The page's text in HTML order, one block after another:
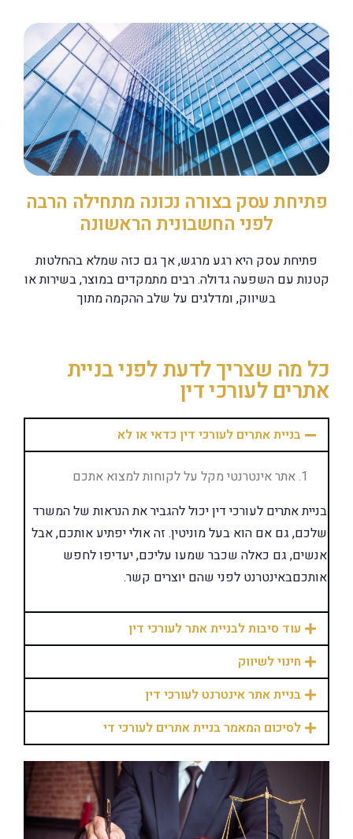
פתיחת עסק בצורה נכונה מתחילה הרבה
לפני החשבונית הראשונה
פתיחת עסק היא רגע מרגש, אך גם כזה שמלא בהחלטות
קטנות עם השפעה גדולה. רבים מתמקדים במוצר, בשירות או
בשיווק, ומדלגים על שלב ההקמה מתוך
כל מה שצריך לדעת לפני בניית
אתרים לעורכי דין​
בניית אתרים לעורכי דין כדאי או לא
אתר אינטרנטי מקל על לקוחות למצוא אתכם
בניית אתרים לעורכי דין יכול להגביר את הנראות של המשרד
שלכם, גם אם הוא בעל מוניטין. זה אולי יפתיע אותכם, אבל
אנשים, גם כאלה שכבר שמעו עליכם, יעדיפו לחפש
אותכםבאינטרנט לפני שהם יוצרים קשר.
עוד סיבות לבניית אתר לעורכי דין
חינוי לשיווק
בניית אתר אינטרנט לעורכי דין
לסיכום המאמר בניית אתרים לעורכי די